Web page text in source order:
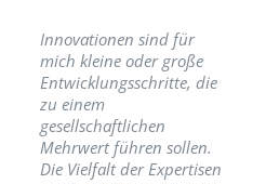
Innovationen sind für
mich kleine oder große
Entwicklungsschritte, die
zu einem
gesellschaftlichen
Mehrwert führen sollen.
Die Vielfalt der Expertisen